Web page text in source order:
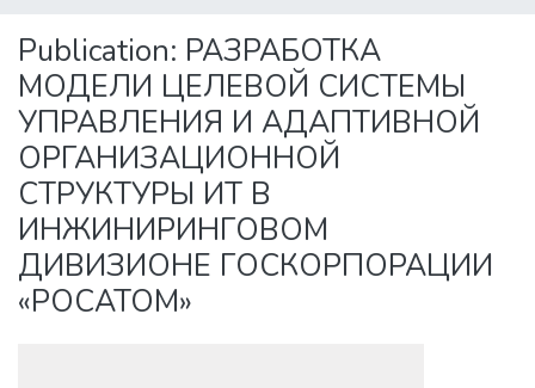
Publication: РАЗРАБОТКА
МОДЕЛИ ЦЕЛЕВОЙ СИСТЕМЫ
УПРАВЛЕНИЯ И АДАПТИВНОЙ
ОРГАНИЗАЦИОННОЙ
СТРУКТУРЫ ИТ В
ИНЖИНИРИНГОВОМ
ДИВИЗИОНЕ ГОСКОРПОРАЦИИ
«РОСАТОМ»